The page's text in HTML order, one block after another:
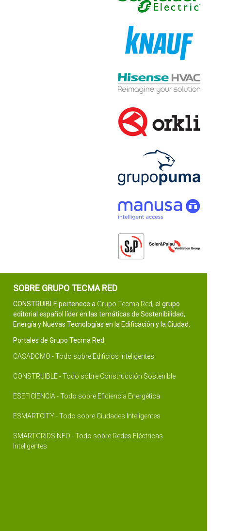
SOBRE GRUPO TECMA RED
CONSTRUIBLE pertenece a Grupo Tecma Red, el grupo
editorial español líder en las temáticas de Sostenibilidad,
Energía y Nuevas Tecnologías en la Edificación y la Ciudad.
Portales de Grupo Tecma Red:
CASADOMO - Todo sobre Edificios Inteligentes
CONSTRUIBLE - Todo sobre Construcción Sostenible
ESEFICIENCIA - Todo sobre Eficiencia Energética
ESMARTCITY - Todo sobre Ciudades Inteligentes
SMARTGRIDSINFO - Todo sobre Redes Eléctricas
Inteligentes